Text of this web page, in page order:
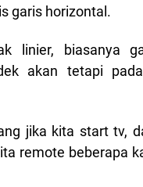
garis horizontal.
linier, biasanya
akan tetapi
jika kita start tv,
remote beberapa